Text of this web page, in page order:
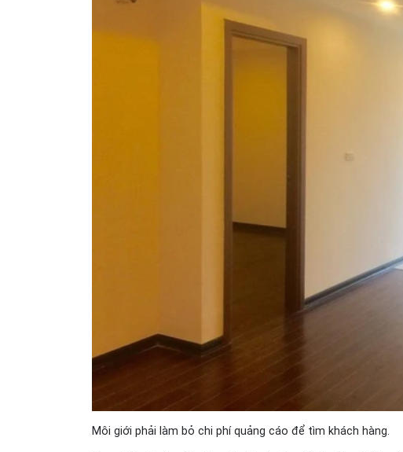
Môi giới phải làm bỏ chi phí quảng cáo để tìm khách hàng.